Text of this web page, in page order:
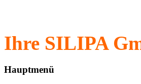
Ihre SILIPA
Hauptmenü